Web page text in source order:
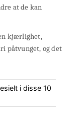
at de kan
kjærlighet,
påtvunget, og det
i disse 10